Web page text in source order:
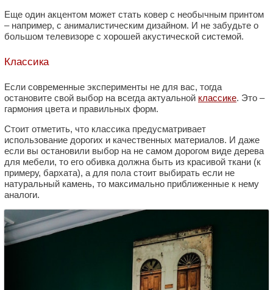
Еще один акцентом может стать ковер с необычным принтом
– например, с анималистическим дизайном. И не забудьте о
большом телевизоре с хорошей акустической системой.
Классика
Если современные эксперименты не для вас, тогда
остановите свой выбор на всегда актуальной классике. Это –
гармония цвета и правильных форм.
Стоит отметить, что классика предусматривает
использование дорогих и качественных материалов. И даже
если вы остановили выбор на не самом дорогом виде дерева
для мебели, то его обивка должна быть из красивой ткани (к
примеру, бархата), а для пола стоит выбирать если не
натуральный камень, то максимально приближенные к нему
аналоги.